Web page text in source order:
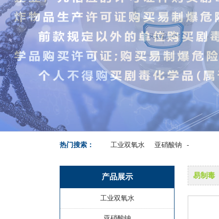
热门搜索： 工业双氧水 亚硝酸钠 -
产品展示
工业双氧水
易制毒